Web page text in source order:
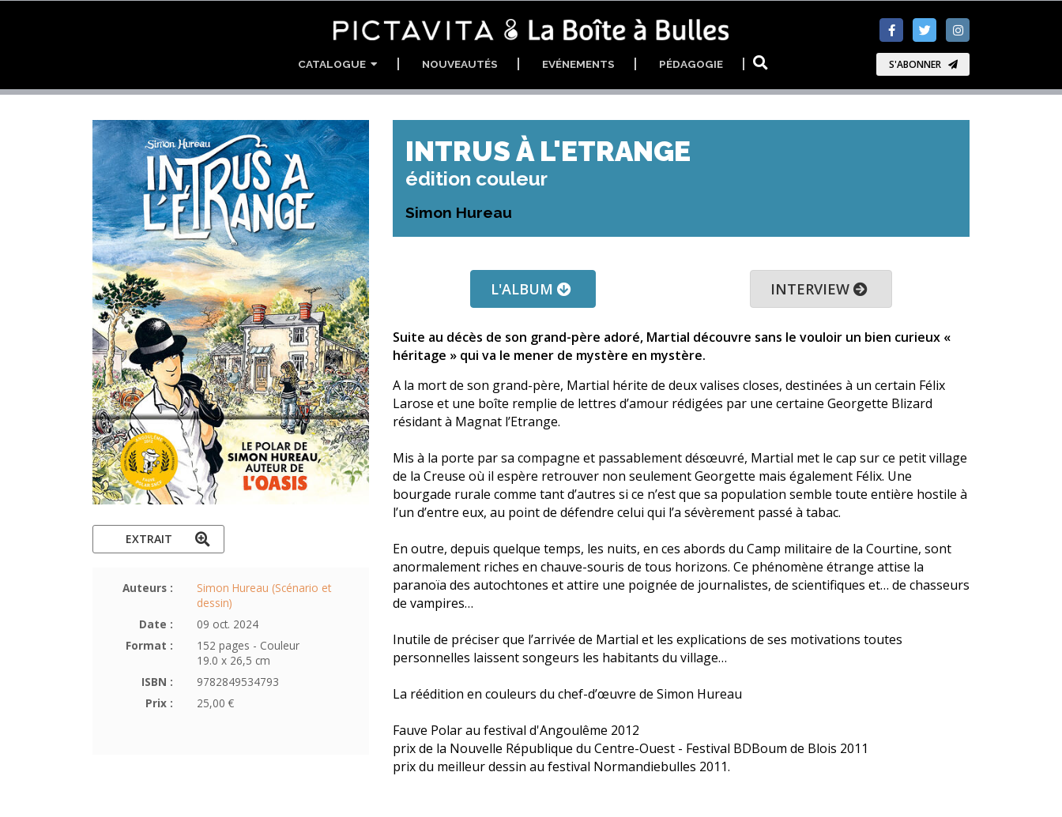
S'ABONNER
CATALOGUE NOUVEAUTÉS EVÉNEMENTS PÉDAGOGIE
EXTRAIT
Auteurs :
Simon Hureau (Scénario et
dessin)
Date :
09 oct. 2024
Format :
152 pages - Couleur
19.0 x 26,5 cm
ISBN :
9782849534793
Prix :
25,00 €
INTRUS À L'ETRANGE
édition couleur
Simon Hureau
L'ALBUM INTERVIEW
Suite au décès de son grand-père adoré, Martial découvre sans le vouloir un bien curieux «
héritage » qui va le mener de mystère en mystère.
A la mort de son grand-père, Martial hérite de deux valises closes, destinées à un certain Félix
Larose et une boîte remplie de lettres d’amour rédigées par une certaine Georgette Blizard
résidant à Magnat l’Etrange.
Mis à la porte par sa compagne et passablement désœuvré, Martial met le cap sur ce petit village
de la Creuse où il espère retrouver non seulement Georgette mais également Félix. Une
bourgade rurale comme tant d’autres si ce n’est que sa population semble toute entière hostile à
l’un d’entre eux, au point de défendre celui qui l’a sévèrement passé à tabac.
En outre, depuis quelque temps, les nuits, en ces abords du Camp militaire de la Courtine, sont
anormalement riches en chauve-souris de tous horizons. Ce phénomène étrange attise la
paranoïa des autochtones et attire une poignée de journalistes, de scientifiques et… de chasseurs
de vampires…
Inutile de préciser que l’arrivée de Martial et les explications de ses motivations toutes
personnelles laissent songeurs les habitants du village…
La réédition en couleurs du chef-d’œuvre de Simon Hureau
Fauve Polar au festival d'Angoulême 2012
prix de la Nouvelle République du Centre-Ouest - Festival BDBoum de Blois 2011
prix du meilleur dessin au festival Normandiebulles 2011.